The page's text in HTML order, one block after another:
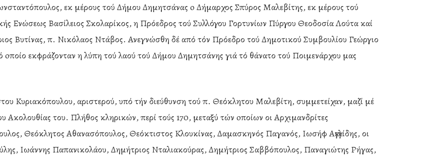
εκ μέρους τού Δήμου Δημητσάνας o Δήμαρχος Σπύρος Μαλεβίτης, εκ μέρους τού
Ενώσεως Βασίλειος Σκολαρίκος, η Πρόεδρος τού Συλλόγου Γορτυνίων Πύργου Θεοδοσία Λούτα καί
Βυτίνας, π. Νικόλαος Ντάβος. Ανεγνώσθη δέ από τόν Πρόεδρο τού Δημοτικού Συμβουλίου Γεώργιο
εκφράζονταν η λύπη τού λαού τού Δήμου Δημητσάνης γιά τό θάνατο τού Ποιμενάρχου μας
Κυριακόπουλου, αριστερού, υπό τήν διεύθυνση τού π. Θεόκλητου Μαλεβίτη, συμμετείχαν, μαζί μέ
Ακολουθίας του. Πλήθος κληρικών, περί τούς 170, μεταξύ τών oποίων οι Αρχιμανδρίτες
Θεόκλητος Αθανασόπουλος, Θεόκτιστος Κλουκίνας, Δαμασκηνός Παγανός, Ιωσήφ Αγγελίδης, οι
Ιωάννης Παπανικολάου, Δημήτριος Νταλιακούρας, Δημήτριος Σαββόπουλος, Παναγιώτης Ρήγας,